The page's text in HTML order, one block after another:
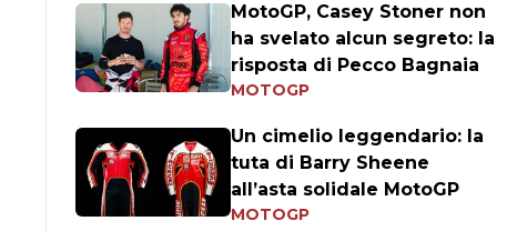
MotoGP, Casey Stoner non
ha svelato alcun segreto: la
risposta di Pecco Bagnaia
MOTOGP
Un cimelio leggendario: la
tuta di Barry Sheene
all’asta solidale MotoGP
MOTOGP